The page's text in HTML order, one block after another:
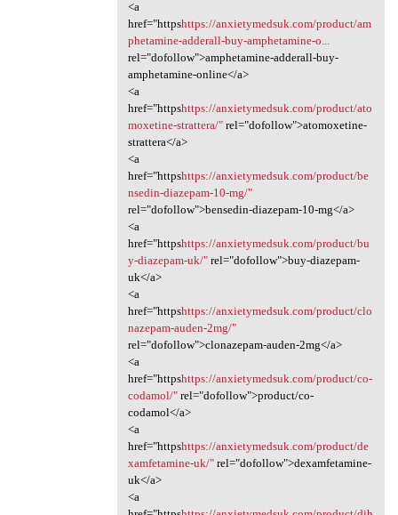
<a
href="httpshttps://anxietymedsuk.com/product/am
phetamine-adderall-buy-amphetamine-o...
rel="dofollow">amphetamine-adderall-buy-
amphetamine-online</a>
<a
href="httpshttps://anxietymedsuk.com/product/ato
moxetine-strattera/"rel="dofollow">atomoxetine-
strattera</a>
<a
href="httpshttps://anxietymedsuk.com/product/be
nsedin-diazepam-10-mg/"
rel="dofollow">bensedin-diazepam-10-mg</a>
<a
href="httpshttps://anxietymedsuk.com/product/bu
y-diazepam-uk/"rel="dofollow">buy-diazepam-
uk</a>
<a
href="httpshttps://anxietymedsuk.com/product/clo
nazepam-auden-2mg/"
rel="dofollow">clonazepam-auden-2mg</a>
<a
href="httpshttps://anxietymedsuk.com/product/co-
codamol/"rel="dofollow">product/co-
codamol</a>
<a
href="httpshttps://anxietymedsuk.com/product/de
xamfetamine-uk/"rel="dofollow">dexamfetamine-
uk</a>
<a